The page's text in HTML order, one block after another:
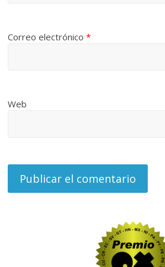
Correo electrónico*
Web